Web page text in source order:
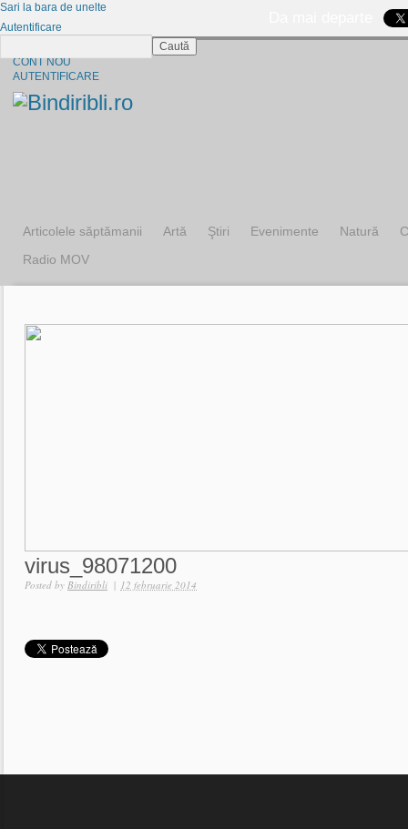
CONT NOU
AUTENTIFICARE
Articolele săptămanii Artă Ştiri Evenimente Natură
Radio MOV
virus_98071200
Posted by Bindiribli | 12 februarie 2014
Sari la bara de unelte
Autentificare
Caută